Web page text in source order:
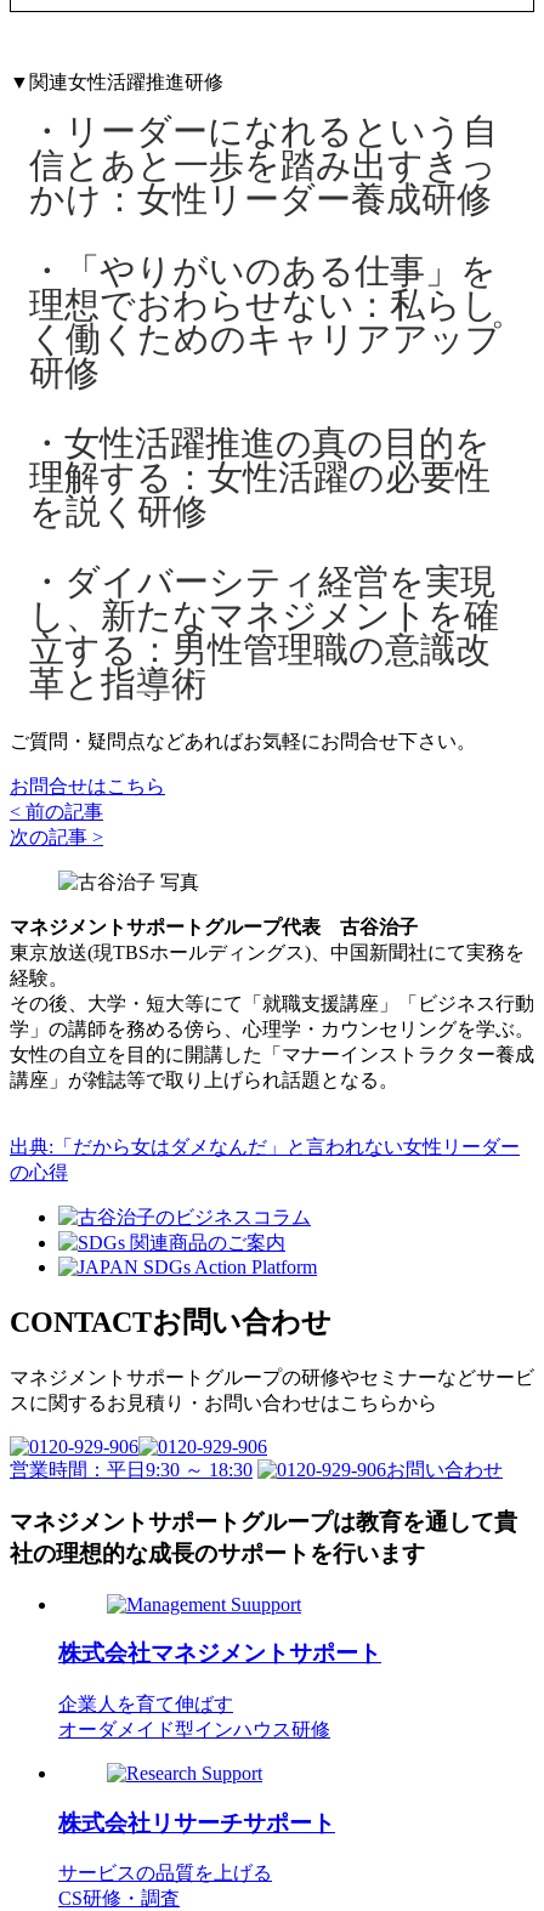
▼関連女性活躍推進研修
リーダーになれるという自
信とあと一歩を踏み出すきっ
かけ：女性リーダー養成研修
「やりがいのある仕事」を
理想でおわらせない：私らし
く働くためのキャリアアップ
研修
女性活躍推進の真の目的を
理解する：女性活躍の必要性
を説く研修
ダイバーシティ経営を実現
し、新たなマネジメントを確
立する：男性管理職の意識改
革と指導術
ご質問・疑問点などあればお気軽にお問合せ下さい。
お問合せはこちら
< 前の記事
次の記事 >
マネジメントサポートグループ代表 古谷治子
東京放送(現TBSホールディングス)、中国新聞社にて実務を
経験。
その後、大学・短大等にて「就職支援講座」「ビジネス行動
学」の講師を務める傍ら、心理学・カウンセリングを学ぶ。
女性の自立を目的に開講した「マナーインストラクター養成
講座」が雑誌等で取り上げられ話題となる。
出典:「だから女はダメなんだ」と言われない女性リーダー
の心得
CONTACTお問い合わせ
マネジメントサポートグループの研修やセミナーなどサービ
スに関するお見積り・ お問い合わせはこちらから
営業時間：平日9:30 ～ 18:30 お問い合わせ
マネジメントサポートグループは教育を通して貴
社の理想的な成長のサポートを行います
株式会社マネジメントサポート
企業人を育て伸ばす
オーダメイド型インハウス研修
株式会社リサーチサポート
サービスの品質を上げる
CS研修・調査